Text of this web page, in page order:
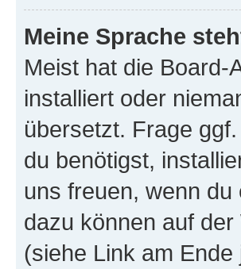
Meine Sprache
Meist hat die Board-
installiert oder
übersetzt. Frage
du benötigst,
uns freuen, wenn
dazu können auf
(siehe Link am Ende